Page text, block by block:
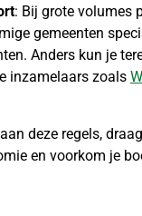
: Bij grote volumes
gemeenten
Anders kun je
inzamelaars zoals
deze regels,
en voorkom je